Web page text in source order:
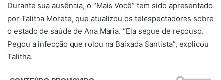
Durante sua ausência, o “Mais Você” tem sido apresentado
por Talitha Morete, que atualizou os telespectadores sobre
o estado de saúde de Ana Maria. “Ela segue de repouso.
Pegou a infecção que rolou na Baixada Santista”, explicou
Talitha.